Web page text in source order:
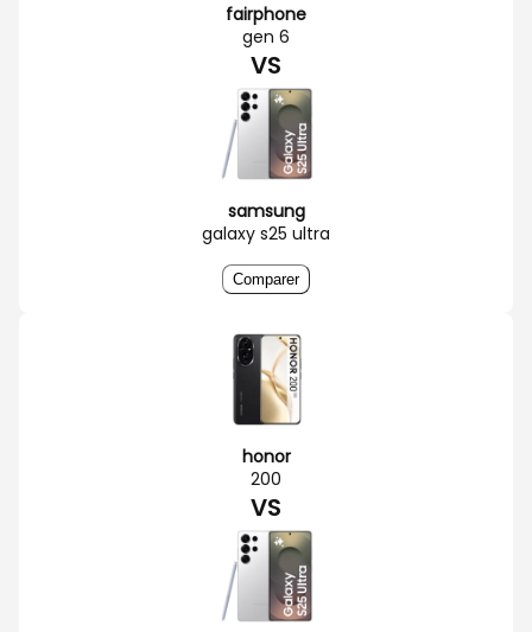
fairphone
gen 6
VS
samsung
galaxy s25 ultra
Comparer
honor
200
VS